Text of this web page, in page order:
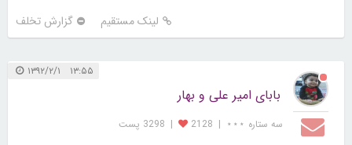
لینک مستقیم گزارش تخلف
۱۳:۵۵ ۱۳۹۲/۲/۱
بابای امیر علی و بهار
سه ستاره ⋆⋆⋆ |
2128
| 3298 پست